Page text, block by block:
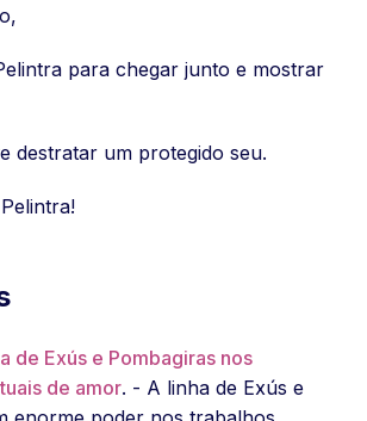
para chegar junto e mostrar
destratar um protegido seu.
de Exús e Pombagiras nos
de amor. - A linha de Exús e